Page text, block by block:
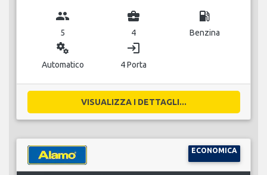
group
5
business_center
4
local_gas_station
Benzina
miscellaneous_services
Automatico
login
4 Porta
VISUALIZZA I DETTAGLI...
ECONOMICA